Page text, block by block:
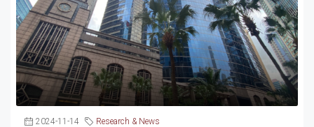
2024-11-14 Research & News